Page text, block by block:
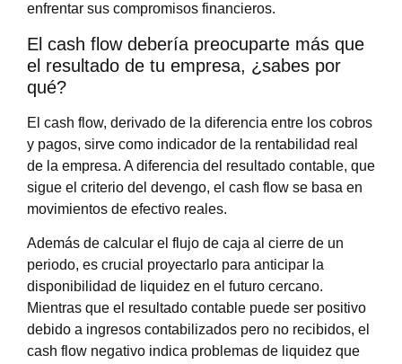
enfrentar sus compromisos financieros.
El cash flow debería preocuparte más que
el resultado de tu empresa, ¿sabes por
qué?
El cash flow, derivado de la diferencia entre los cobros
y pagos, sirve como indicador de la rentabilidad real
de la empresa. A diferencia del resultado contable, que
sigue el criterio del devengo, el cash flow se basa en
movimientos de efectivo reales.
Además de calcular el flujo de caja al cierre de un
periodo, es crucial proyectarlo para anticipar la
disponibilidad de liquidez en el futuro cercano.
Mientras que el resultado contable puede ser positivo
debido a ingresos contabilizados pero no recibidos, el
cash flow negativo indica problemas de liquidez que